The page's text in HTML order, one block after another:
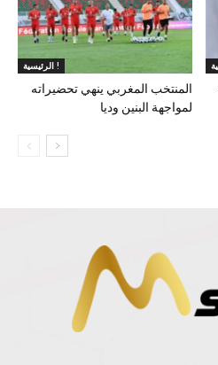
الرئيسية !
المنتخب المغربي ينهي تحضيراته
لمواجهة البنين وديا